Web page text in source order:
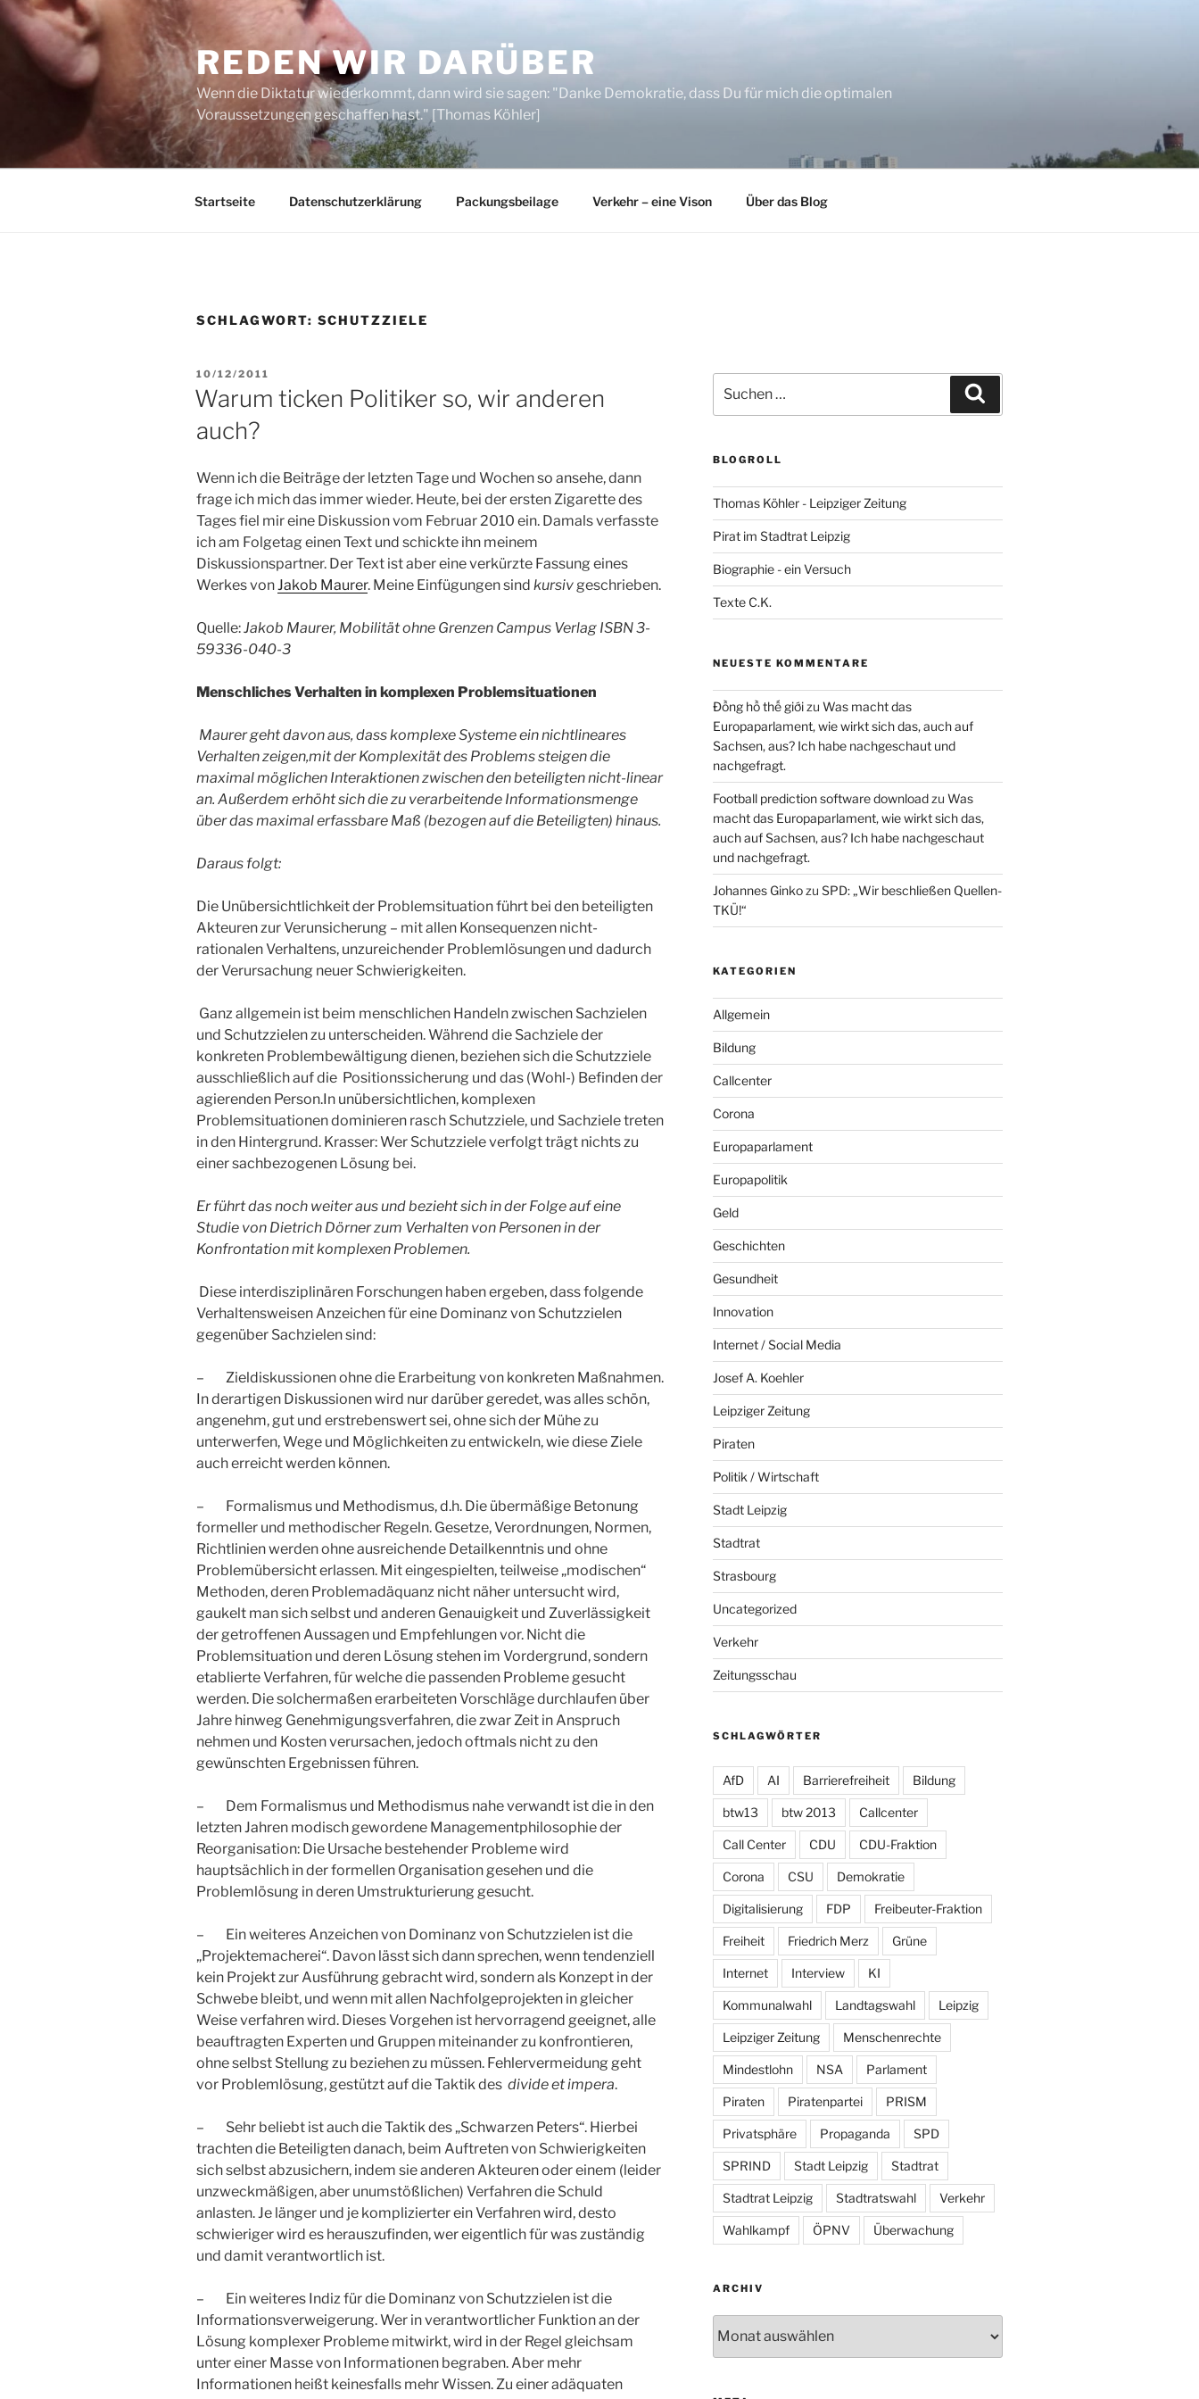
Zum
Inhalt
springen
REDEN WIR DARÜBER
Wenn die Diktatur wiederkommt, dann wird sie sagen: "Danke Demokratie, dass Du für mich die optimalen
Voraussetzungen geschaffen hast." [Thomas Köhler]
Startseite Datenschutzerklärung Packungsbeilage Verkehr – eine Vison Über das Blog
SCHLAGWORT: SCHUTZZIELE
VERÖFFENTLICHT
AM
10/12/2011
Warum ticken Politiker so, wir anderen
auch?
Wenn ich die Beiträge der letzten Tage und Wochen so ansehe, dann
frage ich mich das immer wieder. Heute, bei der ersten Zigarette des
Tages fiel mir eine Diskussion vom Februar 2010 ein. Damals verfasste
ich am Folgetag einen Text und schickte ihn meinem
Diskussionspartner. Der Text ist aber eine verkürzte Fassung eines
Werkes von Jakob Maurer. Meine Einfügungen sind kursiv geschrieben.
Quelle:Jakob Maurer, Mobilität ohne Grenzen Campus Verlag ISBN 3-
59336-040-3
Menschliches Verhalten in komplexen Problemsituationen
Maurer geht davon aus, dass komplexe Systeme ein nichtlineares
Verhalten zeigen,mit der Komplexität des Problems steigen die
maximal möglichen Interaktionen zwischen den beteiligten nicht-linear
an. Außerdem erhöht sich die zu verarbeitende Informationsmenge
über das maximal erfassbare Maß (bezogen auf die Beteiligten) hinaus.
Daraus folgt:
Die Unübersichtlichkeit der Problemsituation führt bei den beteiligten
Akteuren zur Verunsicherung – mit allen Konsequenzen nicht-
rationalen Verhaltens, unzureichender Problemlösungen und dadurch
der Verursachung neuer Schwierigkeiten.
Ganz allgemein ist beim menschlichen Handeln zwischen Sachzielen
und Schutzzielen zu unterscheiden. Während die Sachziele der
konkreten Problembewältigung dienen, beziehen sich die Schutzziele
ausschließlich auf die Positionssicherung und das (Wohl-) Befinden der
agierenden Person.In unübersichtlichen, komplexen
Problemsituationen dominieren rasch Schutzziele, und Sachziele treten
in den Hintergrund. Krasser: Wer Schutzziele verfolgt trägt nichts zu
einer sachbezogenen Lösung bei.
Er führt das noch weiter aus und bezieht sich in der Folge auf eine
Studie von Dietrich Dörner zum Verhalten von Personen in der
Konfrontation mit komplexen Problemen.
Diese interdisziplinären Forschungen haben ergeben, dass folgende
Verhaltensweisen Anzeichen für eine Dominanz von Schutzzielen
gegenüber Sachzielen sind:
– Zieldiskussionen ohne die Erarbeitung von konkreten Maßnahmen.
In derartigen Diskussionen wird nur darüber geredet, was alles schön,
angenehm, gut und erstrebenswert sei, ohne sich der Mühe zu
unterwerfen, Wege und Möglichkeiten zu entwickeln, wie diese Ziele
auch erreicht werden können.
– Formalismus und Methodismus, d.h. Die übermäßige Betonung
formeller und methodischer Regeln. Gesetze, Verordnungen, Normen,
Richtlinien werden ohne ausreichende Detailkenntnis und ohne
Problemübersicht erlassen. Mit eingespielten, teilweise „modischen“
Methoden, deren Problemadäquanz nicht näher untersucht wird,
gaukelt man sich selbst und anderen Genauigkeit und Zuverlässigkeit
der getroffenen Aussagen und Empfehlungen vor. Nicht die
Problemsituation und deren Lösung stehen im Vordergrund, sondern
etablierte Verfahren, für welche die passenden Probleme gesucht
werden. Die solchermaßen erarbeiteten Vorschläge durchlaufen über
Jahre hinweg Genehmigungsverfahren, die zwar Zeit in Anspruch
nehmen und Kosten verursachen, jedoch oftmals nicht zu den
gewünschten Ergebnissen führen.
– Dem Formalismus und Methodismus nahe verwandt ist die in den
letzten Jahren modisch gewordene Managementphilosophie der
Reorganisation: Die Ursache bestehender Probleme wird
hauptsächlich in der formellen Organisation gesehen und die
Problemlösung in deren Umstrukturierung gesucht.
– Ein weiteres Anzeichen von Dominanz von Schutzzielen ist die
„Projektemacherei“. Davon lässt sich dann sprechen, wenn tendenziell
kein Projekt zur Ausführung gebracht wird, sondern als Konzept in der
Schwebe bleibt, und wenn mit allen Nachfolgeprojekten in gleicher
Weise verfahren wird. Dieses Vorgehen ist hervorragend geeignet, alle
beauftragten Experten und Gruppen miteinander zu konfrontieren,
ohne selbst Stellung zu beziehen zu müssen. Fehlervermeidung geht
vor Problemlösung, gestützt auf die Taktik des divide et impera.
– Sehr beliebt ist auch die Taktik des „Schwarzen Peters“. Hierbei
trachten die Beteiligten danach, beim Auftreten von Schwierigkeiten
sich selbst abzusichern, indem sie anderen Akteuren oder einem (leider
unzweckmäßigen, aber unumstößlichen) Verfahren die Schuld
anlasten. Je länger und je komplizierter ein Verfahren wird, desto
schwieriger wird es herauszufinden, wer eigentlich für was zuständig
und damit verantwortlich ist.
– Ein weiteres Indiz für die Dominanz von Schutzzielen ist die
Informationsverweigerung. Wer in verantwortlicher Funktion an der
Lösung komplexer Probleme mitwirkt, wird in der Regel gleichsam
unter einer Masse von Informationen begraben. Aber mehr
Informationen heißt keinesfalls mehr Wissen. Zu einer adäquaten
nach:
BLOGROLL
Thomas Köhler - Leipziger Zeitung
Pirat im Stadtrat Leipzig
Biographie - ein Versuch
Texte C.K.
NEUESTE KOMMENTARE
Đồng hồ thế giớizu Was macht das
Europaparlament, wie wirkt sich das, auch auf
Sachsen, aus? Ich habe nachgeschaut und
nachgefragt.
Football prediction software downloadzu Was
macht das Europaparlament, wie wirkt sich das,
auch auf Sachsen, aus? Ich habe nachgeschaut
und nachgefragt.
Johannes Ginkozu SPD: „Wir beschließen Quellen-
TKÜ!“
KATEGORIEN
Allgemein
Bildung
Callcenter
Corona
Europaparlament
Europapolitik
Geld
Geschichten
Gesundheit
Innovation
Internet / Social Media
Josef A. Koehler
Leipziger Zeitung
Piraten
Politik / Wirtschaft
Stadt Leipzig
Stadtrat
Strasbourg
Uncategorized
Verkehr
Zeitungsschau
SCHLAGWÖRTER
AfD AI Barrierefreiheit Bildung
btw13 btw 2013 Callcenter
Call Center CDU CDU-Fraktion
Corona CSU Demokratie
Digitalisierung FDP Freibeuter-Fraktion
Freiheit Friedrich Merz Grüne
Internet Interview KI
Kommunalwahl Landtagswahl Leipzig
Leipziger Zeitung Menschenrechte
Mindestlohn NSA Parlament
Piraten Piratenpartei PRISM
Privatsphäre Propaganda SPD
SPRIND Stadt Leipzig Stadtrat
Stadtrat Leipzig Stadtratswahl Verkehr
Wahlkampf ÖPNV Überwachung
ARCHIV